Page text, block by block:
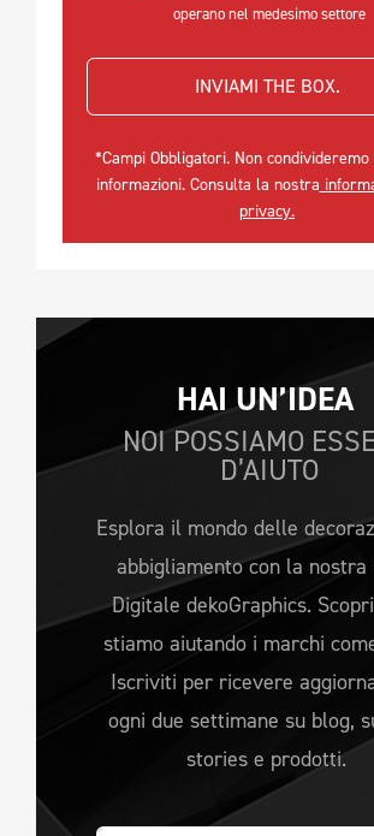
operano nel medesimo settore
*Campi Obbligatori. Non
informazioni. Consulta la nostra
privacy.
HAI UN’IDEA
NOI POSSIAMO
D’AIUTO
Esplora il mondo delle
abbigliamento con la nostra
Digitale dekoGraphics.
stiamo aiutando i marchi
Iscriviti per ricevere
ogni due settimane su blog,
stories e prodotti.